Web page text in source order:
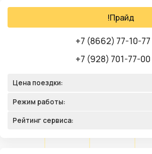
!Прайд
+7 (8662) 77-10-77
+7 (928) 701-77-00
Цена поездки:
Режим работы:
Рейтинг сервиса: